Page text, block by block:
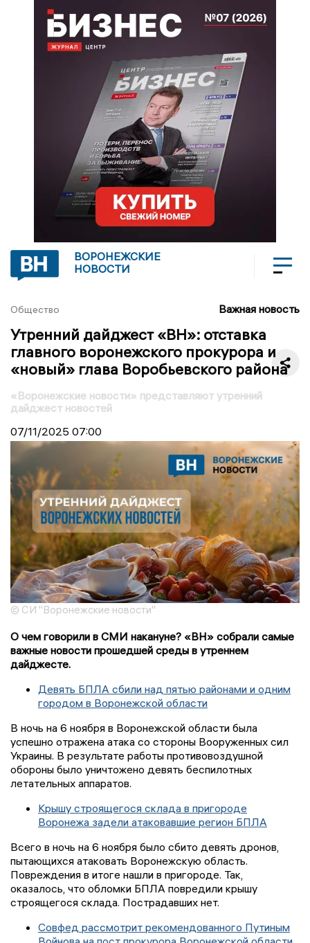
ВОРОНЕЖСКИЕ
НОВОСТИ
Общество Важная новость
Утренний дайджест «ВН»: отставка
главного воронежского прокурора и
«новый» глава Воробьевского района
«Воронежские новости» представляют утренний
дайджест новостей
07/11/2025 07:00
© СИ "Воронежские новости"
О чем говорили в СМИ накануне? «ВН» собрали самые
важные новости прошедшей среды в утреннем
дайджесте.
Девять БПЛА сбили над пятью районами и одним
городом в Воронежской области
В ночь на 6 ноября в Воронежской области была
успешно отражена атака со стороны Вооруженных сил
Украины. В результате работы противовоздушной
обороны было уничтожено девять беспилотных
летательных аппаратов.
Крышу строящегося склада в пригороде
Воронежа задели атаковавшие регион БПЛА
Всего в ночь на 6 ноября было сбито девять дронов,
пытающихся атаковать Воронежскую область.
Повреждения в итоге нашли в пригороде. Так,
оказалось, что обломки БПЛА повредили крышу
строящегося склада. Пострадавших нет.
Совфед рассмотрит рекомендованного Путиным